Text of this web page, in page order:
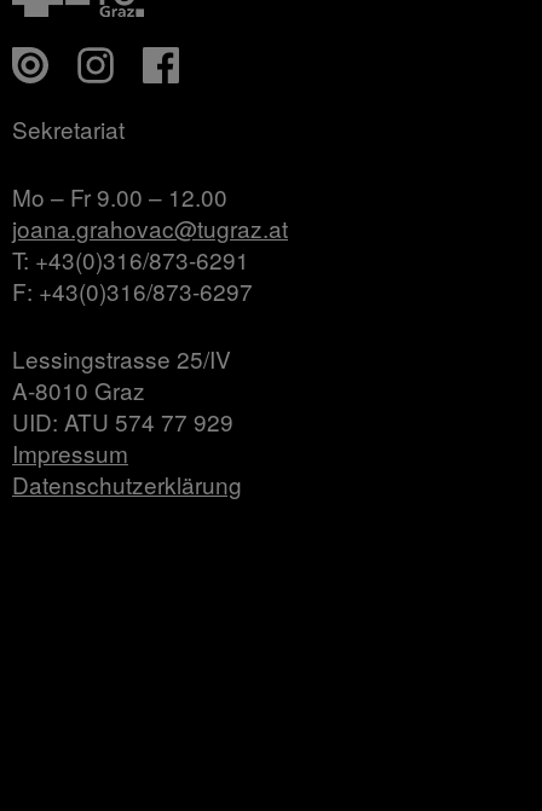
Sekretariat
Mo – Fr 9.00 – 12.00
joana.grahovac@tugraz.at
T: +43(0)316/873-6291
F: +43(0)316/873-6297
Lessingstrasse 25/IV
A-8010 Graz
UID: ATU 574 77 929
Impressum
Datenschutzerklärung